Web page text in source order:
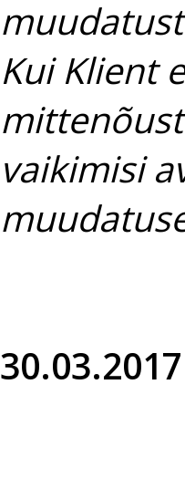
Kui Klient
vaikimisi
30.03.2017